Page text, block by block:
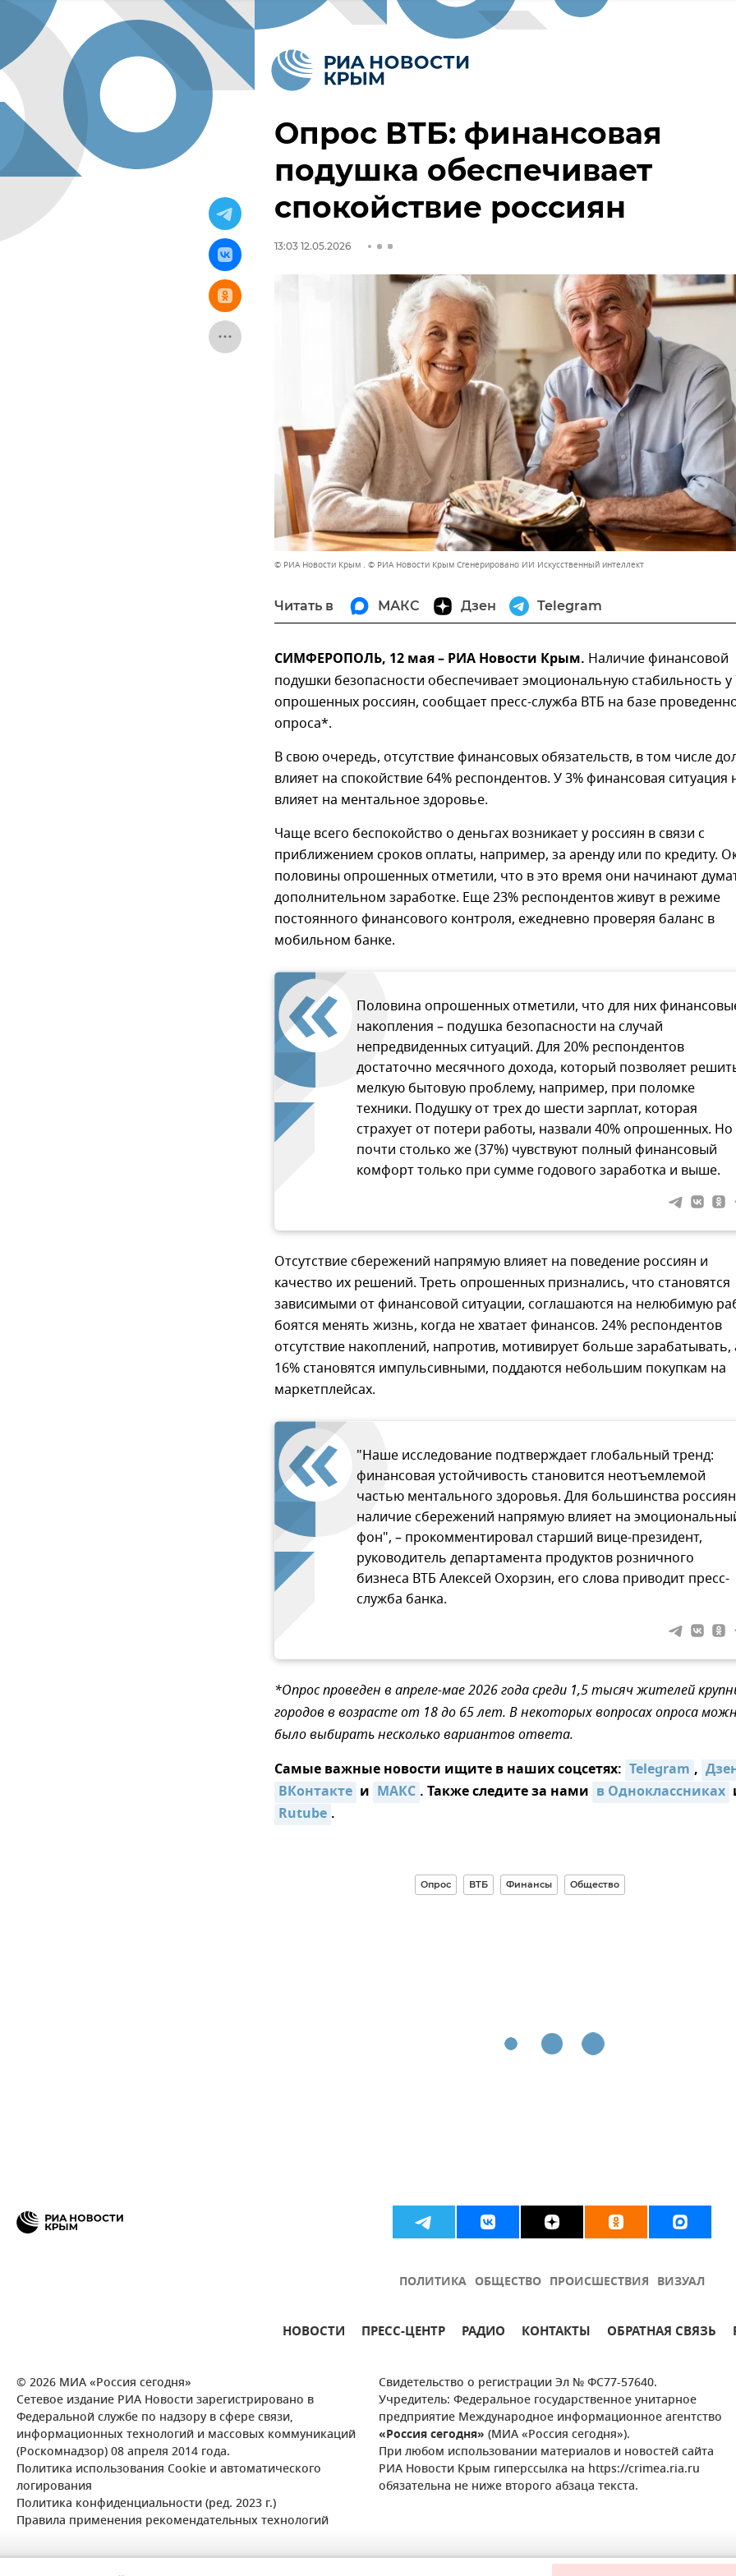
Опрос ВТБ: финансовая
подушка обеспечивает
спокойствие россиян
13:03 12.05.2026
© РИА Новости Крым . © РИА Новости Крым Сгенерировано ИИ Искусственный интеллект
Читать в МАКС Дзен Telegram
СИМФЕРОПОЛЬ, 12 мая – РИА Новости Крым. Наличие финансовой
подушки безопасности обеспечивает эмоциональную стабильность у
опрошенных россиян, сообщает пресс-служба ВТБ на базе
опроса*.
В свою очередь, отсутствие финансовых обязательств, в том числе
влияет на спокойствие 64% респондентов. У 3% финансовая ситуация
влияет на ментальное здоровье.
Чаще всего беспокойство о деньгах возникает у россиян в связи с
приближением сроков оплаты, например, за аренду или по кредиту.
половины опрошенных отметили, что в это время они начинают
дополнительном заработке. Еще 23% респондентов живут в режиме
постоянного финансового контроля, ежедневно проверяя баланс в
мобильном банке.
Половина опрошенных отметили, что для них
накопления – подушка безопасности на случай
непредвиденных ситуаций. Для 20% респондентов
достаточно месячного дохода, который позволяет
мелкую бытовую проблему, например, при поломке
техники. Подушку от трех до шести зарплат, которая
страхует от потери работы, назвали 40% опрошенных. Но
почти столько же (37%) чувствуют полный финансовый
комфорт только при сумме годового заработка и выше.
Отсутствие сбережений напрямую влияет на поведение россиян и
качество их решений. Треть опрошенных признались, что становятся
зависимыми от финансовой ситуации, соглашаются на нелюбимую
боятся менять жизнь, когда не хватает финансов. 24% респондентов
отсутствие накоплений, напротив, мотивирует больше зарабатывать,
16% становятся импульсивными, поддаются небольшим покупкам на
маркетплейсах.
"Наше исследование подтверждает глобальный тренд:
финансовая устойчивость становится неотъемлемой
частью ментального здоровья. Для большинства россиян
наличие сбережений напрямую влияет на
фон", – прокомментировал старший вице-президент,
руководитель департамента продуктов розничного
бизнеса ВТБ Алексей Охорзин, его слова приводит пресс-
служба банка.
*Опрос проведен в апреле-мае 2026 года среди 1,5 тысяч жителей
городов в возрасте от 18 до 65 лет. В некоторых вопросах опроса
было выбирать несколько вариантов ответа.
Самые важные новости ищите в наших соцсетях: Telegram ,
ВКонтакте и MAКС . Также следите за нами в Одноклассниках
Rutube .
Опрос ВТБ Финансы Общество
ПОЛИТИКА ОБЩЕСТВО ПРОИСШЕСТВИЯ ВИЗУАЛ
НОВОСТИ ПРЕСС-ЦЕНТР РАДИО КОНТАКТЫ ОБРАТНАЯ СВЯЗЬ
© 2026 МИА «Россия сегодня»
Сетевое издание РИА Новости зарегистрировано в
Федеральной службе по надзору в сфере связи,
информационных технологий и массовых коммуникаций
(Роскомнадзор) 08 апреля 2014 года.
Политика использования Cookie и автоматического
логирования
Политика конфиденциальности (ред. 2023 г.)
Правила применения рекомендательных технологий
Свидетельство о регистрации Эл № ФС77-57640.
Учредитель: Федеральное государственное унитарное
предприятие Международное информационное агентство
«Россия сегодня» (МИА «Россия сегодня»).
При любом использовании материалов и новостей сайта
РИА Новости Крым гиперссылка на https://crimea.ria.ru
обязательна не ниже второго абзаца текста.